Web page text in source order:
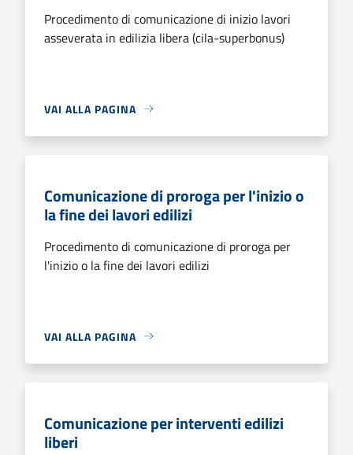
Procedimento di comunicazione di inizio lavori
asseverata in edilizia libera (cila-superbonus)
VAI ALLA PAGINA
Comunicazione di proroga per l'inizio o
la fine dei lavori edilizi
Procedimento di comunicazione di proroga per
l'inizio o la fine dei lavori edilizi
VAI ALLA PAGINA
Comunicazione per interventi edilizi
liberi